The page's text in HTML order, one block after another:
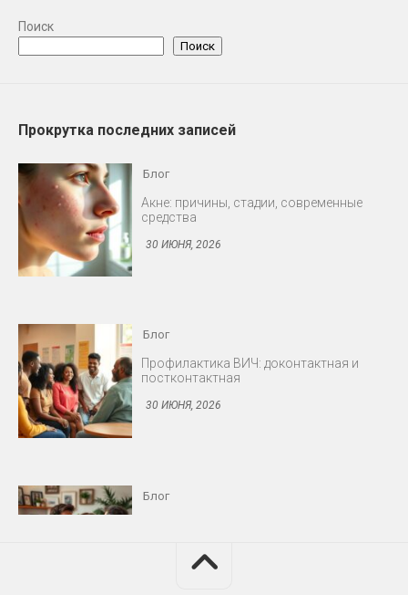
Поиск
Поиск
Прокрутка последних записей
Акне: причины, стадии, современные
Профилактика ВИЧ: доконтактная и
Снижение либидо у мужчин и женщин
30 ИЮНЯ, 2026
конструкции